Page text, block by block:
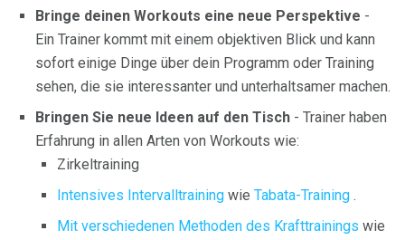
Bringe deinen Workouts eine neue Perspektive -
Ein Trainer kommt mit einem objektiven Blick und kann
sofort einige Dinge über dein Programm oder Training
sehen, die sie interessanter und unterhaltsamer machen.
Bringen Sie neue Ideen auf den Tisch - Trainer haben
Erfahrung in allen Arten von Workouts wie:
Zirkeltraining
Intensives Intervalltraining wie Tabata-Training .
Mit verschiedenen Methoden des Krafttrainings wie